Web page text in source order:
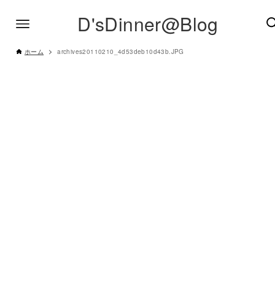
D'sDinner@Blog
ホーム archives20110210_4d53deb10d43b.JPG